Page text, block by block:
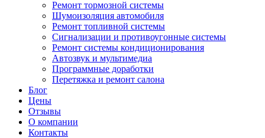
Ремонт тормозной системы
Шумоизоляция автомобиля
Ремонт топливной системы
Сигнализации и противоугонные системы
Ремонт системы кондиционирования
Автозвук и мультимедиа
Программные доработки
Перетяжка и ремонт салона
Блог
Цены
Отзывы
О компании
Контакты